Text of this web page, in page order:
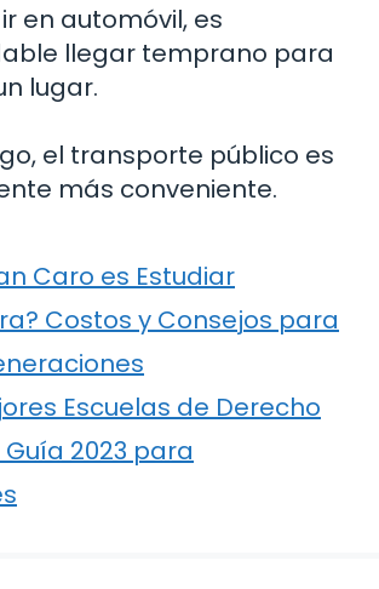
en automóvil, es
llegar temprano para
lugar.
el transporte público es
más conveniente.
Caro es Estudiar
Costos y Consejos para
Escuelas de Derecho
Guía 2023 para